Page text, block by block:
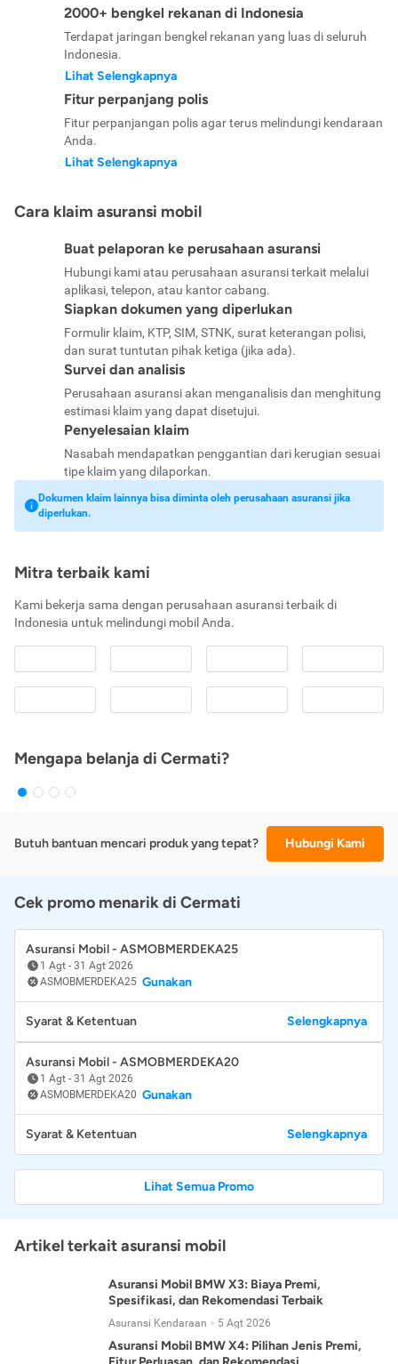
2000+ bengkel rekanan di Indonesia
Terdapat jaringan bengkel rekanan yang luas di seluruh
Indonesia.
Lihat Selengkapnya
Fitur perpanjang polis
Fitur perpanjangan polis agar terus melindungi kendaraan
Anda.
Lihat Selengkapnya
Cara klaim asuransi mobil
Buat pelaporan ke perusahaan asuransi
Hubungi kami atau perusahaan asuransi terkait melalui
aplikasi, telepon, atau kantor cabang.
Siapkan dokumen yang diperlukan
Formulir klaim, KTP, SIM, STNK, surat keterangan polisi,
dan surat tuntutan pihak ketiga (jika ada).
Survei dan analisis
Perusahaan asuransi akan menganalisis dan menghitung
estimasi klaim yang dapat disetujui.
Penyelesaian klaim
Nasabah mendapatkan penggantian dari kerugian sesuai
tipe klaim yang dilaporkan.
Dokumen klaim lainnya bisa diminta oleh perusahaan asuransi jika
diperlukan.
Mitra terbaik kami
Kami bekerja sama dengan perusahaan asuransi terbaik di
Indonesia untuk melindungi mobil Anda.
Mengapa belanja di Cermati?
Butuh bantuan mencari produk yang tepat? Hubungi Kami
Cek promo menarik di Cermati
Asuransi Mobil - ASMOBMERDEKA25
1 Agt - 31 Agt 2026
ASMOBMERDEKA25 Gunakan
Syarat & Ketentuan Selengkapnya
Asuransi Mobil - ASMOBMERDEKA20
1 Agt - 31 Agt 2026
ASMOBMERDEKA20 Gunakan
Syarat & Ketentuan Selengkapnya
Lihat Semua Promo
Artikel terkait asuransi mobil
Asuransi Mobil BMW X3: Biaya Premi,
Spesifikasi, dan Rekomendasi Terbaik
Asuransi Kendaraan 5 Agt 2026
Asuransi Mobil BMW X4: Pilihan Jenis Premi,